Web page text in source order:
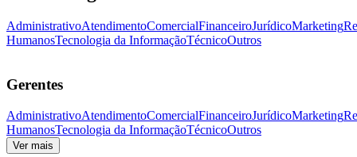
AdministrativoAtendimentoComercialFinanceiroJurídicoMarketing
HumanosTecnologia da InformaçãoTécnicoOutros
Gerentes
AdministrativoAtendimentoComercialFinanceiroJurídicoMarketing
HumanosTecnologia da InformaçãoTécnicoOutros
Ver mais